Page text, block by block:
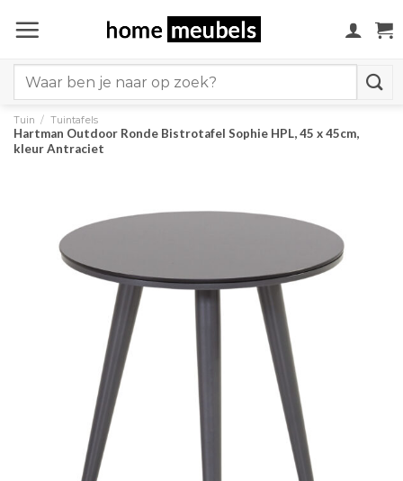
naar
for:
Tuin / Tuintafels
Hartman Outdoor Ronde Bistrotafel Sophie HPL, 45 x 45cm,
kleur Antraciet